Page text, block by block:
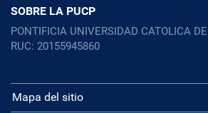
SOBRE LA PUCP
PONTIFICIA UNIVERSIDAD CATOLICA
RUC: 20155945860
Mapa del sitio